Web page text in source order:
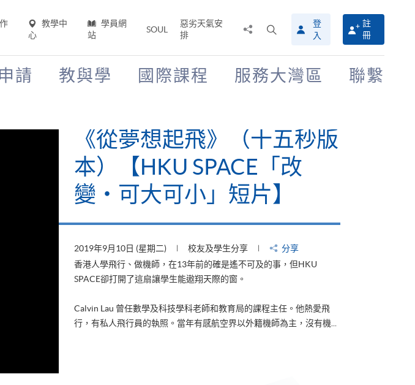
教學中
心
學員網
站
SOUL
惡劣天氣安
排
搜
尋
介
登
入
註
冊
請 教與學 國際課程 服務大灣區 聯繫
《山外有山，停下才能活在
當下》【HKU SPACE「改
變‧可大可小」短片】
2019年8月22日 (星期四) 校友及學生分享
分享
山外有山，停下才能活在當下
好的生活。救護員Stone到HKU SPACE進修體育運動課程前，這也是他
的標準答案。香港生活太快太急速，有時令我們欠缺了聆聽內心的空...